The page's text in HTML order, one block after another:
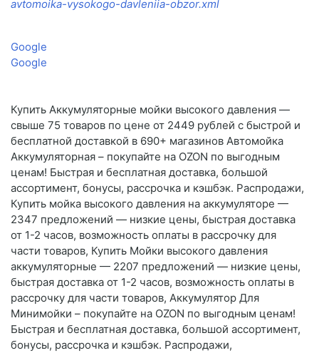
avtomoika-vysokogo-davleniia-obzor.xml
Google
Google
Купить Аккумуляторные мойки высокого давления —
свыше 75 товаров по цене от 2449 рублей с быстрой и
бесплатной доставкой в 690+ магазинов Автомойка
Аккумуляторная – покупайте на OZON по выгодным
ценам! Быстрая и бесплатная доставка, большой
ассортимент, бонусы, рассрочка и кэшбэк. Распродажи,
Купить мойка высокого давления на аккумуляторе —
2347 предложений — низкие цены, быстрая доставка
от 1-2 часов, возможность оплаты в рассрочку для
части товаров, Купить Мойки высокого давления
аккумуляторные — 2207 предложений — низкие цены,
быстрая доставка от 1-2 часов, возможность оплаты в
рассрочку для части товаров, Аккумулятор Для
Минимойки – покупайте на OZON по выгодным ценам!
Быстрая и бесплатная доставка, большой ассортимент,
бонусы, рассрочка и кэшбэк. Распродажи,